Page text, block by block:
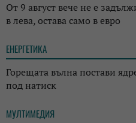
От 9 август вече не е
в лева, остава само в евро
ЕНЕРГЕТИКА
Горещата вълна постави
под натиск
МУЛТИМЕДИЯ